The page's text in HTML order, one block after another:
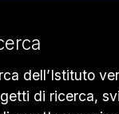
dell’Istituto
di ricerca,